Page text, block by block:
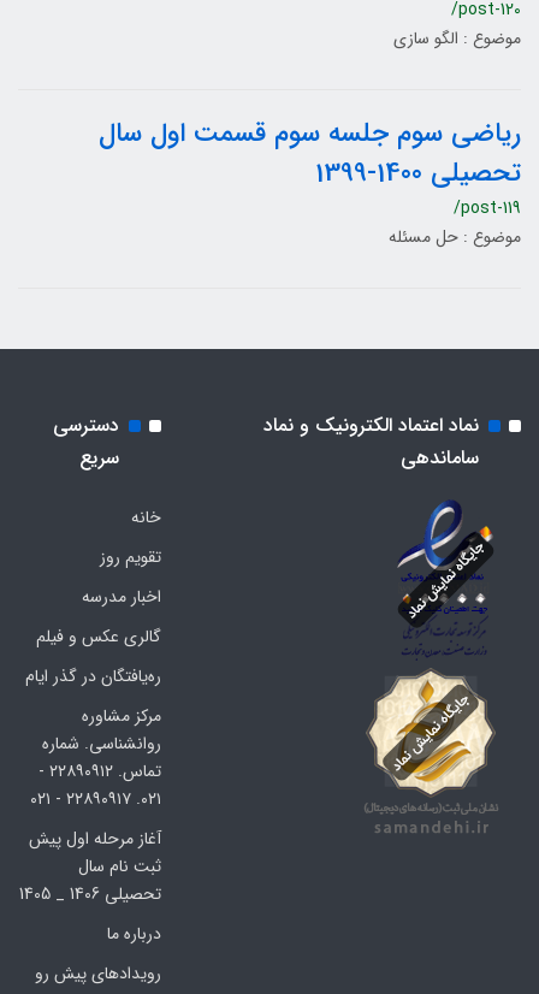
/post-120
موضوع : الگو سازی
ریاضی سوم جلسه سوم قسمت اول سال
تحصیلی 1400-1399
/post-119
موضوع : حل مسئله
نماد اعتماد الکترونیک و نماد
ساماندهی
دسترسی
سریع
خانه
تقویم روز
اخبار مدرسه
گالری عکس و فیلم
ره‌یافتگان در گذر ایام
مرکز مشاوره
روانشناسی. شماره
تماس. ۲۲۸۹۰۹۱۲ -
۰۲۱. ۲۲۸۹۰۹۱۷ - ۰۲۱
آغاز مرحله اول پیش
ثبت نام سال
تحصیلی 1406 _ 1405
درباره ما
رویدادهای پیش رو